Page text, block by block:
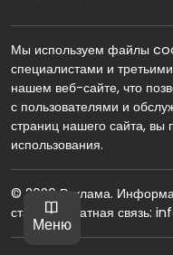
Меню
Мы используем файлы
специалистами и
нашем веб-сайте, что
с пользователями и
страниц нашего сайта, вы
использования.
© 2026 Реклама.
статье. Обратная